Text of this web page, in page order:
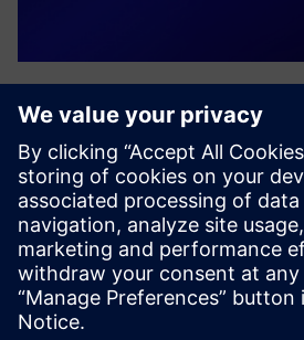
ASGER PLATFORM
Unified cybersecurity suite delivering
Management (PAM), Zero Trust
and Secure Desktop Management
access, end-to-end encrypted,
platform with...
Докладніше